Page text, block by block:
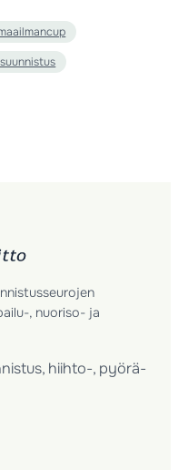
, nuoriso- ja
hiihto-, pyörä-